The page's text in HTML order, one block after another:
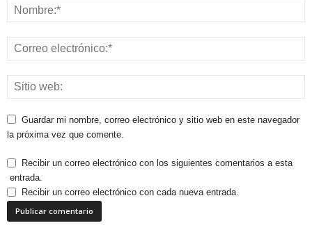
Guardar mi nombre, correo electrónico y sitio web en este navegador
la próxima vez que comente.
Recibir un correo electrónico con los siguientes comentarios a esta
entrada.
Recibir un correo electrónico con cada nueva entrada.